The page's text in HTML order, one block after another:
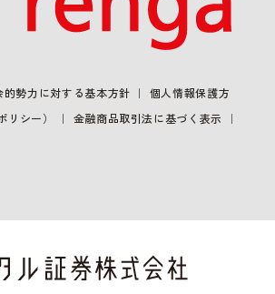
的勢力に対する基本方針
個人情報保護方
リシー）
金融商品取引法に基づく表示